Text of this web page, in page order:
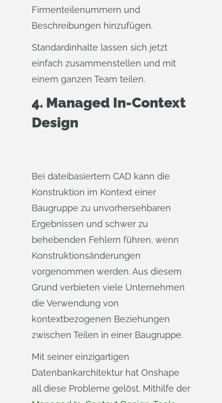
Firmenteilenummern und
Beschreibungen hinzufügen.
Standardinhalte lassen sich jetzt
einfach zusammenstellen und mit
einem ganzen Team teilen.
4. Managed In-Context
Design
Bei dateibasiertem CAD kann die
Konstruktion im Kontext einer
Baugruppe zu unvorhersehbaren
Ergebnissen und schwer zu
behebenden Fehlern führen, wenn
Konstruktionsänderungen
vorgenommen werden. Aus diesem
Grund verbieten viele Unternehmen
die Verwendung von
kontextbezogenen Beziehungen
zwischen Teilen in einer Baugruppe.
Mit seiner einzigartigen
Datenbankarchitektur hat Onshape
all diese Probleme gelöst. Mithilfe der